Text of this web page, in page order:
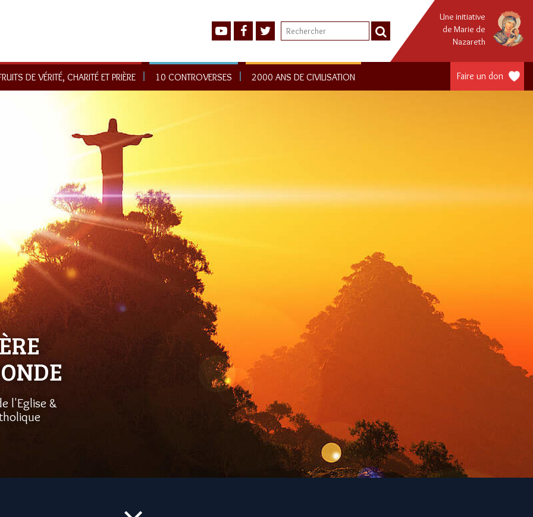
Une initiative
de Marie de
Nazareth
Faire un don
DE VÉRITÉ, CHARITÉ ET PRIÈRE 10 CONTROVERSES 2000 ANS DE CIVILISATION
l'Eglise &